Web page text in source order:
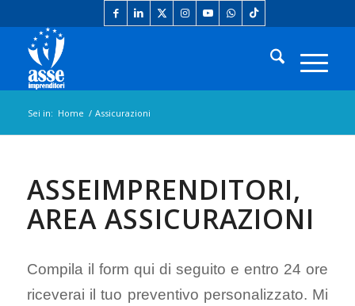
Sei in: Home / Assicurazioni
ASSEIMPRENDITORI,
AREA ASSICURAZIONI
Compila il form qui di seguito e entro 24 ore
riceverai il tuo preventivo personalizzato. Mi